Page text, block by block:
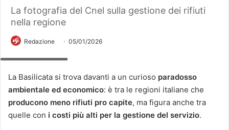
La fotografia del Cnel sulla gestione dei rifiuti
nella regione
Redazione 05/01/2026
La Basilicata si trova davanti a un curioso paradosso
ambientale ed economico: è tra le regioni italiane che
producono meno rifiuti pro capite, ma figura anche tra
quelle con i costi più alti per la gestione del servizio.